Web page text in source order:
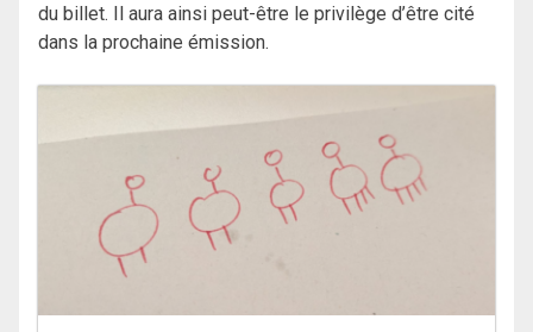
du billet. Il aura ainsi peut-être le privilège d’être cité
dans la prochaine émission.